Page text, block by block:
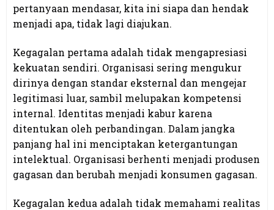
pertanyaan mendasar, kita ini siapa dan hendak
menjadi apa, tidak lagi diajukan.
Kegagalan pertama adalah tidak mengapresiasi
kekuatan sendiri. Organisasi sering mengukur
dirinya dengan standar eksternal dan mengejar
legitimasi luar, sambil melupakan kompetensi
internal. Identitas menjadi kabur karena
ditentukan oleh perbandingan. Dalam jangka
panjang hal ini menciptakan ketergantungan
intelektual. Organisasi berhenti menjadi produsen
gagasan dan berubah menjadi konsumen gagasan.
Kegagalan kedua adalah tidak memahami realitas